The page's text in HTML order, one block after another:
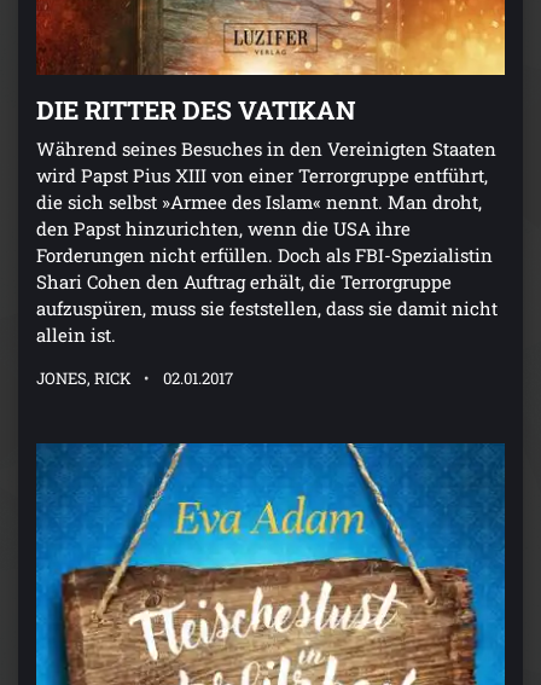
DIE RITTER DES VATIKAN
Während seines Besuches in den Vereinigten Staaten
wird Papst Pius XIII von einer Terrorgruppe entführt,
die sich selbst »Armee des Islam« nennt. Man droht,
den Papst hinzurichten, wenn die USA ihre
Forderungen nicht erfüllen. Doch als FBI-Spezialistin
Shari Cohen den Auftrag erhält, die Terrorgruppe
aufzuspüren, muss sie feststellen, dass sie damit nicht
allein ist.
JONES, RICK 02.01.2017